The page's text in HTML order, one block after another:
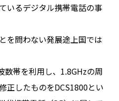
いるデジタル携帯電話の事
を問わない発展途上国では
数帯を利用し、1.8GHzの周
正したものをDCS1800とい